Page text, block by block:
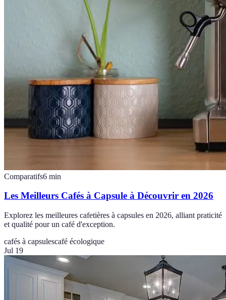
Comparatifs6 min
Les Meilleurs Cafés à Capsule à Découvrir en 2026
Explorez les meilleures cafetières à capsules en 2026, alliant praticité
et qualité pour un café d'exception.
cafés à capsulescafé écologique
Jul 19